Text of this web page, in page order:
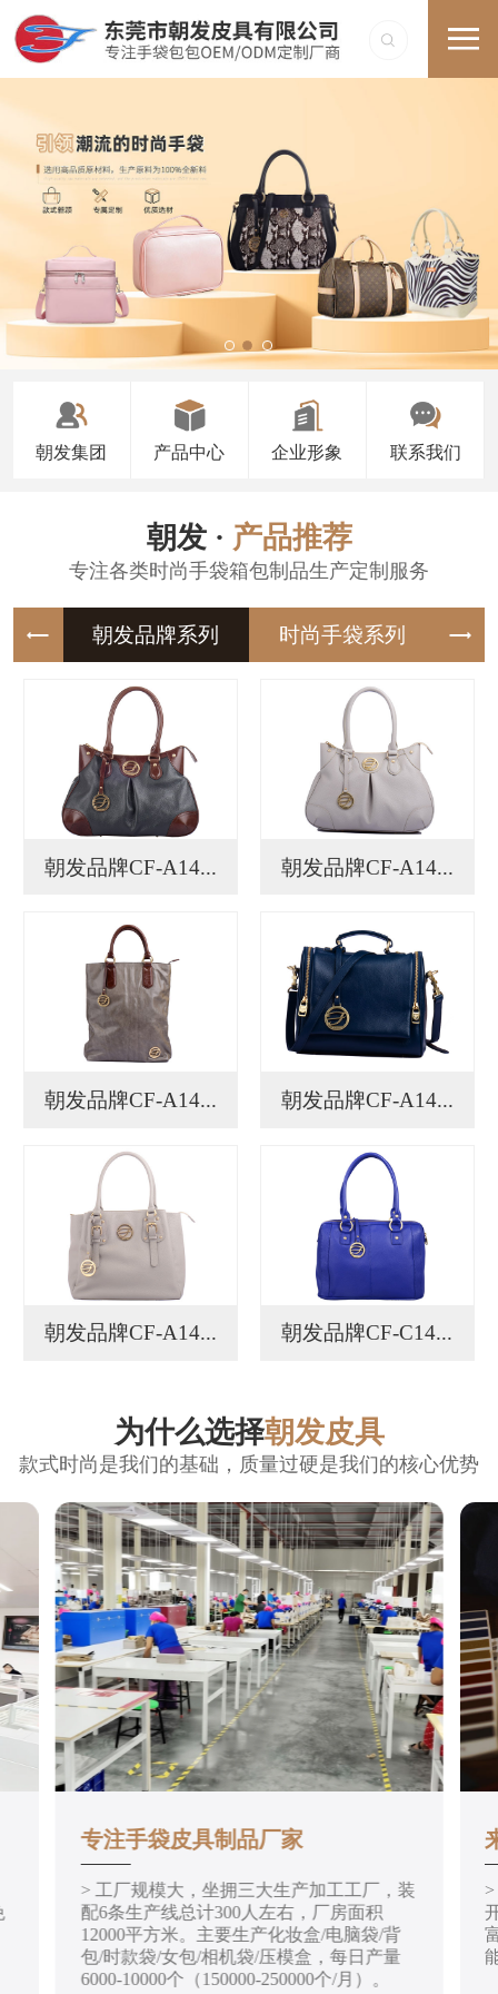
朝发集团 产品中心 企业形象 联系我们
朝发 · 产品推荐
专注各类时尚手袋箱包制品生产定制服务
朝发品牌 时尚手袋
朝发品牌CF-A14... 朝发品牌CF-A14...
朝发品牌CF-A14... 朝发品牌CF-A14...
朝发品牌CF-A14... 朝发品牌CF-C14...
为什么选择朝发皮具
款式时尚是我们的基础，质量过硬是我们的核心优势
专注手袋皮具制品厂家
> 工厂规模大，坐拥三大生产加工工厂，装
配6条生产线总计300人左右，厂房面积
12000平方米。主要生产化妆盒/电脑袋/背
包/时款袋/女包/相机袋/压模盒，每日产量
6000-10000个（150000-250000个/月）。